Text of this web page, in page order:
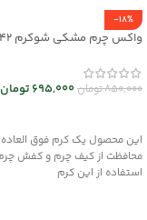
-18%
واکس چرم مشکی شوکرم mrc30042
850,000تومان695,000 تومان
این محصول یک کرم فوق
محافظت از کیف چرم و کفش
استفاده از این کرم